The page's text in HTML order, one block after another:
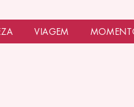
VIAGEM